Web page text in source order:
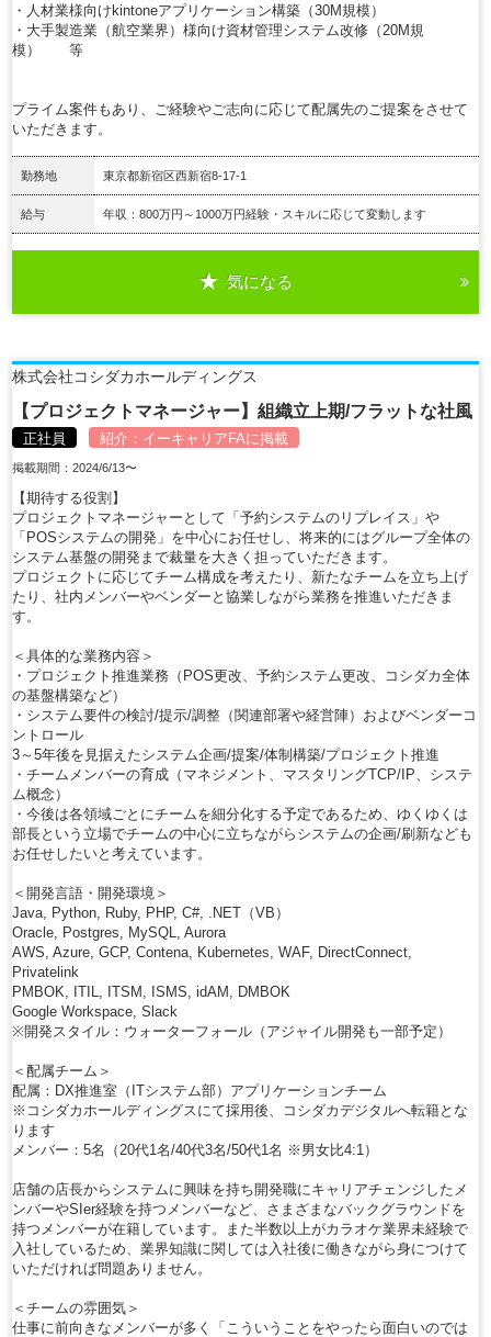
・人材業様向けkintoneアプリケーション構築（30M規模）
・大手製造業（航空業界）様向け資材管理システム改修（20M規
模） 等
プライム案件もあり、ご経験やご志向に応じて配属先のご提案をさせて
いただきます。
勤務地 東京都新宿区西新宿8-17-1
給与 年収：800万円～1000万円経験・スキルに応じて変動します
気になる
株式会社コシダカホールディングス
【プロジェクトマネージャー】組織立上期/フラットな社風
正社員 紹介： イーキャリアFAに掲載
掲載期間：2024/6/13〜
【期待する役割】
プロジェクトマネージャーとして「予約システムのリプレイス」や
「POSシステムの開発」を中心にお任せし、将来的にはグループ全体の
システム基盤の開発まで裁量を大きく担っていただきます。
プロジェクトに応じてチーム構成を考えたり、新たなチームを立ち上げ
たり、社内メンバーやベンダーと協業しながら業務を推進いただきま
す。
＜具体的な業務内容＞
・プロジェクト推進業務（POS更改、予約システム更改、コシダカ全体
の基盤構築など）
・システム要件の検討/提示/調整（関連部署や経営陣）およびベンダーコ
ントロール
3～5年後を見据えたシステム企画/提案/体制構築/プロジェクト推進
・チームメンバーの育成（マネジメント、マスタリングTCP/IP、システ
ム概念）
・今後は各領域ごとにチームを細分化する予定であるため、ゆくゆくは
部長という立場でチームの中心に立ちながらシステムの企画/刷新なども
お任せしたいと考えています。
＜開発言語・開発環境＞
Java, Python, Ruby, PHP, C#, .NET（VB）
Oracle, Postgres, MySQL, Aurora
AWS, Azure, GCP, Contena, Kubernetes, WAF, DirectConnect,
Privatelink
PMBOK, ITIL, ITSM, ISMS, idAM, DMBOK
Google Workspace, Slack
※開発スタイル：ウォーターフォール（アジャイル開発も一部予定）
＜配属チーム＞
配属：DX推進室（ITシステム部）アプリケーションチーム
※コシダカホールディングスにて採用後、コシダカデジタルへ転籍とな
ります
メンバー：5名（20代1名/40代3名/50代1名 ※男女比4:1）
店舗の店長からシステムに興味を持ち開発職にキャリアチェンジしたメ
ンバーやSIer経験を持つメンバーなど、さまざまなバックグラウンドを
持つメンバーが在籍しています。また半数以上がカラオケ業界未経験で
入社しているため、業界知識に関しては入社後に働きながら身につけて
いただければ問題ありません。
＜チームの雰囲気＞
仕事に前向きなメンバーが多く「こういうことをやったら面白いのでは